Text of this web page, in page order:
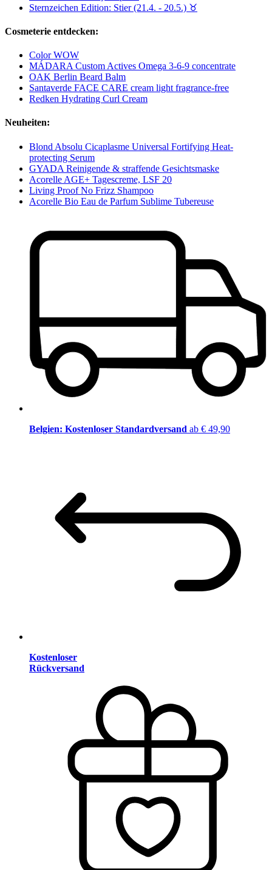
Sternzeichen Edition: Stier (21.4. - 20.5.) ♉︎
Cosmeterie entdecken:
Color WOW
MÁDARA Custom Actives Omega 3-6-9 concentrate
OAK Berlin Beard Balm
Santaverde FACE CARE cream light fragrance-free
Redken Hydrating Curl Cream
Neuheiten:
Blond Absolu Cicaplasme Universal Fortifying Heat-
protecting Serum
GYADA Reinigende & straffende Gesichtsmaske
Acorelle AGE+ Tagescreme, LSF 20
Living Proof No Frizz Shampoo
Acorelle Bio Eau de Parfum Sublime Tubereuse
Belgien: Kostenloser Standardversand ab € 49,90
Kostenloser
Rückversand